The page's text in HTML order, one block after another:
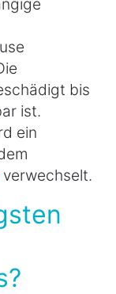
bis
ist.
ein
verwechselt.